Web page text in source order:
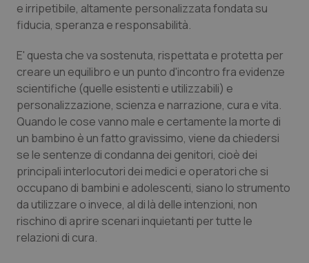
e irripetibile, altamente personalizzata fondata su
fiducia, speranza e responsabilità.
E' questa che va sostenuta, rispettata e protetta per
creare un equilibro e un punto d'incontro fra evidenze
scientifiche (quelle esistenti e utilizzabili) e
personalizzazione, scienza e narrazione, cura e vita.
Quando le cose vanno male e certamente la morte di
un bambino è un fatto gravissimo, viene da chiedersi
se le sentenze di condanna dei genitori, cioè dei
principali interlocutori dei medici e operatori che si
occupano di bambini e adolescenti, siano lo strumento
da utilizzare o invece, al di là delle intenzioni, non
rischino di aprire scenari inquietanti per tutte le
relazioni di cura.
CookieScriptConsent
CookieScript
www.quotidianosanita.it